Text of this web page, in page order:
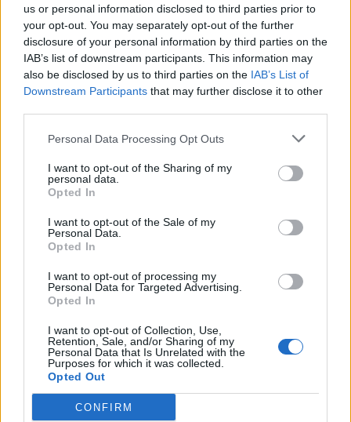
us or personal information disclosed to third parties prior to
your opt-out. You may separately opt-out of the further
disclosure of your personal information by third parties on the
IAB’s list of downstream participants. This information may
also be disclosed by us to third parties on the IAB’s List of
Downstream Participants that may further disclose it to other
Personal Data Processing Opt Outs
I want to opt-out of the Sharing of my
personal data.
Opted In
I want to opt-out of the Sale of my
Personal Data.
Opted In
I want to opt-out of processing my
Personal Data for Targeted Advertising.
Opted In
I want to opt-out of Collection, Use,
Retention, Sale, and/or Sharing of my
Personal Data that Is Unrelated with the
Purposes for which it was collected.
Opted Out
CONFIRM
Komentaras
Sutinku sutaisyklėmis
This site is protected by
reCAPTCHA and the Google
Serviceapply.